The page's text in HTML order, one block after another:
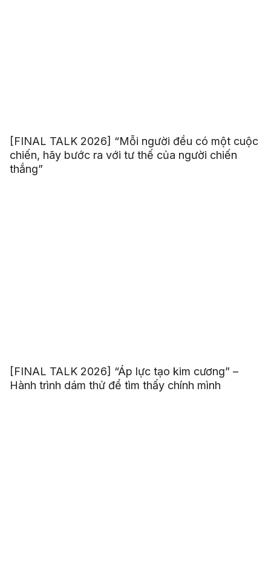
[FINAL TALK 2026] “Mỗi người đều có một cuộc
chiến, hãy bước ra với tư thế của người chiến
thắng”
[FINAL TALK 2026] “Áp lực tạo kim cương” –
Hành trình dám thử để tìm thấy chính mình